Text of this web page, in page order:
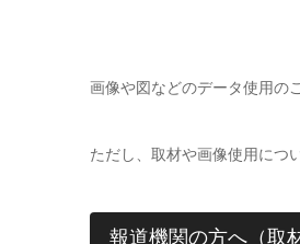
画像や図などのデータ使用の
ただし、取材や画像使用につ
報道機関の方へ（取